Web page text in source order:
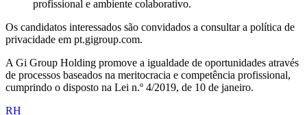
profissional e ambiente colaborativo.
Os candidatos interessados são convidados a consultar a política de
privacidade em pt.gigroup.com.
A Gi Group Holding promove a igualdade de oportunidades através
de processos baseados na meritocracia e competência profissional,
cumprindo o disposto na Lei n.º 4/2019, de 10 de janeiro.
RH